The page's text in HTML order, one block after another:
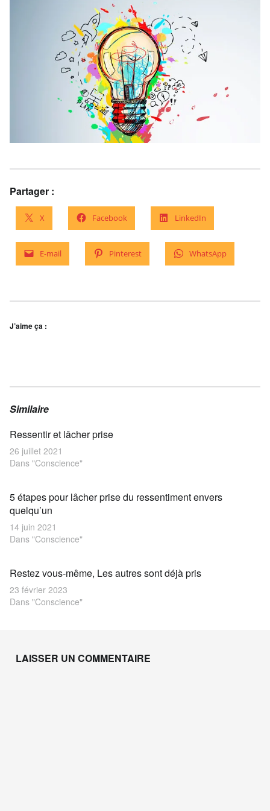
Partager :
X Facebook LinkedIn
E-mail Pinterest WhatsApp
J’aime ça :
Similaire
Ressentir et lâcher prise
26 juillet 2021
Dans "Conscience"
5 étapes pour lâcher prise du ressentiment envers
quelqu’un
14 juin 2021
Dans "Conscience"
Restez vous-même, Les autres sont déjà pris
23 février 2023
Dans "Conscience"
Skip back to main navigation
LAISSER UN COMMENTAIRE